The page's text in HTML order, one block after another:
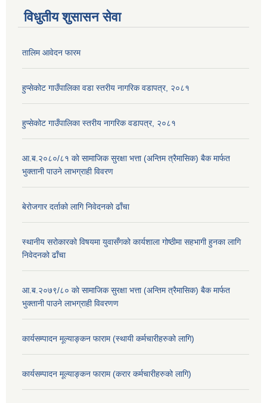
विधुतीय शुसासन सेवा
तालिम आवेदन फारम
हुप्सेकोट गाउँपालिका वडा स्तरीय नागरिक वडापत्र, २०८१
हुप्सेकोट गाउँपालिका स्तरीय नागरिक वडापत्र, २०८१
आ.ब.२०८०/८१ काे सामाजिक सुरक्षा भत्ता (अन्तिम त्रैमासिक) बैक मार्फत
भुक्तानी पाउने लाभग्राही विवरण
बेरोजगार दर्ताको लागि निवेदनको ढाँचा
स्थानीय सरोकारको विषयमा युवासँगको कार्यशाला गोष्ठीमा सहभागी हुनका लागि
निवेदनको ढाँचा
आ.ब.२०७९/८० काे सामाजिक सुरक्षा भत्ता (अन्तिम त्रैमासिक) बैक मार्फत
भुक्तानी पाउने लाभग्राही विवरणण
कार्यसम्पादन मूल्याङ्कन फाराम (स्थायी कर्मचारीहरुको लागि)
कार्यसम्पादन मूल्याङ्कन फाराम (करार कर्मचारीहरुको लागि)